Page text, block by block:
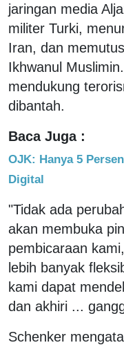
jaringan media
militer Turki,
Iran, dan
Ikhwanul
mendukung
dibantah.
Baca Juga :
OJK: Hanya 5
Digital
"Tidak ada
akan membuka
pembicaraan
lebih banyak
kami dapat
dan akhiri ...
Schenker